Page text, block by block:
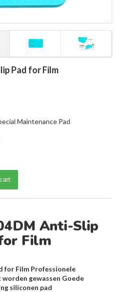
Pad for Film
Maintenance Pad
Anti-Slip
Film
for Film Professionele
gewassen Goede
siliconen pad